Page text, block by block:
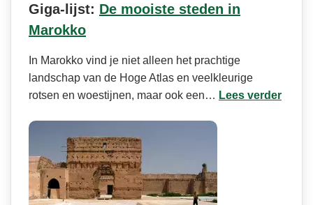
Giga-lijst: De mooiste steden in
Marokko
In Marokko vind je niet alleen het prachtige
landschap van de Hoge Atlas en veelkleurige
rotsen en woestijnen, maar ook een… Lees verder